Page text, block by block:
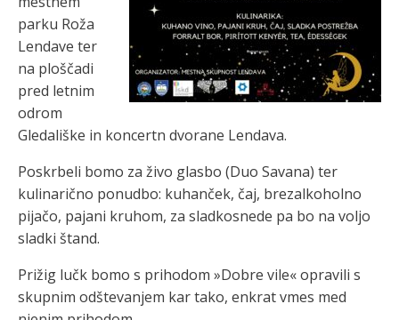
parku Roža
Lendave ter
na ploščadi
pred letnim
odrom
Gledališke in koncertn dvorane Lendava.
Poskrbeli bomo za živo glasbo (Duo Savana) ter
kulinarično ponudbo: kuhanček, čaj, brezalkoholno
pijačo, pajani kruhom, za sladkosnede pa bo na voljo
sladki štand.
Prižig lučk bomo s prihodom »Dobre vile« opravili s
skupnim odštevanjem kar tako, enkrat vmes med